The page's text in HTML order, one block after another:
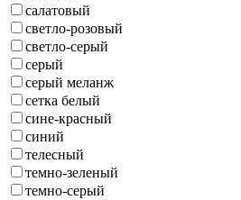
салатовый
светло-розовый
светло-серый
серый
серый меланж
сетка белый
сине-красный
синий
телесный
темно-зеленый
темно-серый